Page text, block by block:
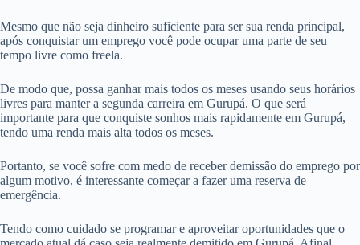
Mesmo que não seja dinheiro suficiente para ser sua renda principal,
após conquistar um emprego você pode ocupar uma parte de seu
tempo livre como freela.
De modo que, possa ganhar mais todos os meses usando seus horários
livres para manter a segunda carreira em Gurupá. O que será
importante para que conquiste sonhos mais rapidamente em Gurupá,
tendo uma renda mais alta todos os meses.
Portanto, se você sofre com medo de receber demissão do emprego por
algum motivo, é interessante começar a fazer uma reserva de
emergência.
Tendo como cuidado se programar e aproveitar oportunidades que o